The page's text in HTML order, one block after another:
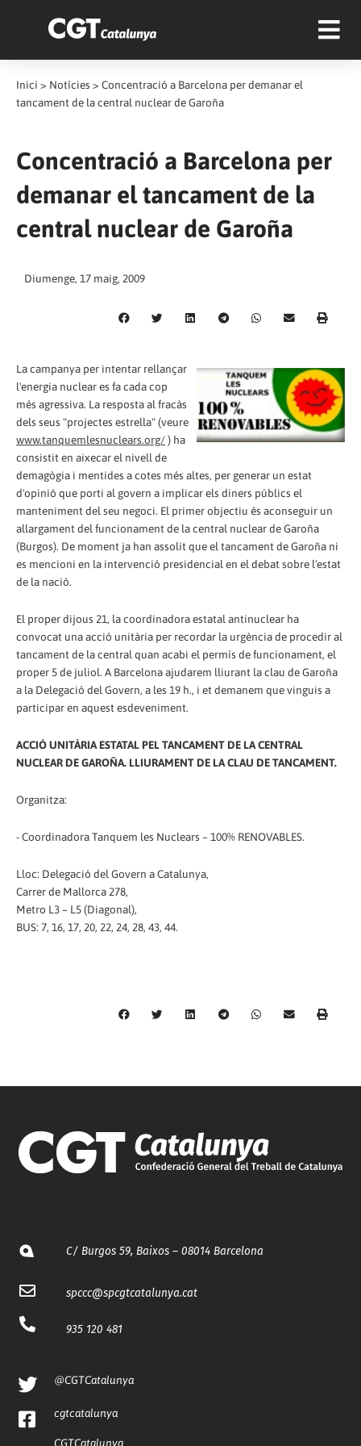
Inici > Notícies > Concentració a Barcelona per demanar el
tancament de la central nuclear de Garoña
Concentració a Barcelona per
demanar el tancament de la
central nuclear de Garoña
Diumenge, 17 maig, 2009
La campanya per intentar rellançar
l'energia nuclear es fa cada cop
més agressiva. La resposta al fracàs
dels seus "projectes estrella" (veure
www.tanquemlesnuclears.org/) ha
consistit en aixecar el nivell de
demagògia i mentides a cotes més altes, per generar un estat
d'opinió que porti al govern a implicar els diners públics el
manteniment del seu negoci. El primer objectiu és aconseguir un
allargament del funcionament de la central nuclear de Garoña
(Burgos). De moment ja han assolit que el tancament de Garoña ni
es mencioni en la intervenció presidencial en el debat sobre l'estat
de la nació.
El proper dijous 21, la coordinadora estatal antinuclear ha
convocat una acció unitària per recordar la urgència de procedir al
tancament de la central quan acabi el permís de funcionament, el
proper 5 de juliol. A Barcelona ajudarem lliurant la clau de Garoña
a la Delegació del Govern, a les 19 h., i et demanem que vinguis a
participar en aquest esdeveniment.
ACCIÓ UNITÀRIA ESTATAL PEL TANCAMENT DE LA CENTRAL
NUCLEAR DE GAROÑA. LLIURAMENT DE LA CLAU DE TANCAMENT.
Organitza:
- Coordinadora Tanquem les Nuclears – 100% RENOVABLES.
Lloc: Delegació del Govern a Catalunya,
Carrer de Mallorca 278,
Metro L3 – L5 (Diagonal),
BUS: 7, 16, 17, 20, 22, 24, 28, 43, 44.
C/ Burgos 59, Baixos – 08014 Barcelona
spccc@spcgtcatalunya.cat
935 120 481
@CGTCatalunya
cgtcatalunya
CGTCatalunya